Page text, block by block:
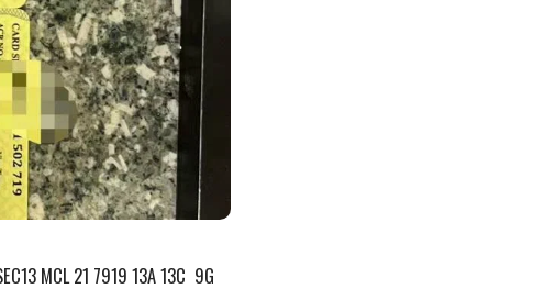
MCL 21 7919 13A 13C 9G